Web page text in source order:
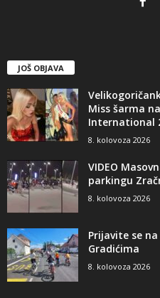
JOŠ OBJAVA
Miss šarma
International
8. kolovoza 2026
VIDEO
parkingu
8. kolovoza 2026
Prijavite se
Gradićima
8. kolovoza 2026